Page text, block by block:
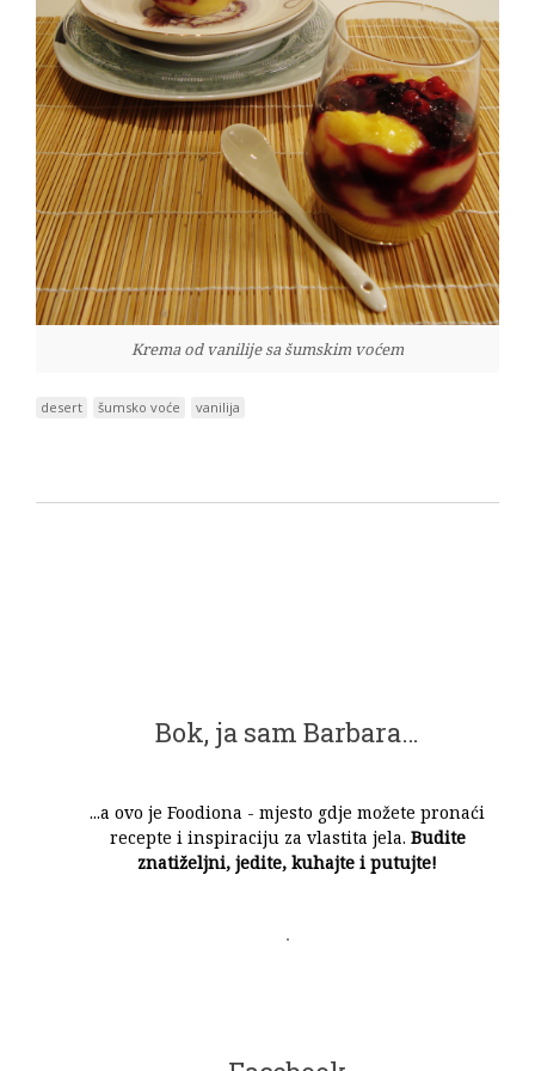
Krema od vanilije sa šumskim voćem
desert šumsko voće vanilija
Bok, ja sam Barbara…
...a ovo je Foodiona - mjesto gdje možete pronaći
recepte i inspiraciju za vlastita jela. Budite
znatiželjni, jedite, kuhajte i putujte!